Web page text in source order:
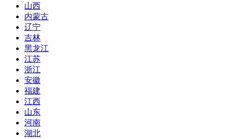
山西
内蒙古
辽宁
吉林
黑龙江
江苏
浙江
安徽
福建
江西
山东
河南
湖北